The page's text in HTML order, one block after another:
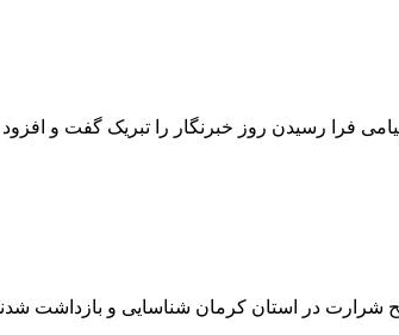
فرا رسیدن روز خبرنگار را تبریک گفت و